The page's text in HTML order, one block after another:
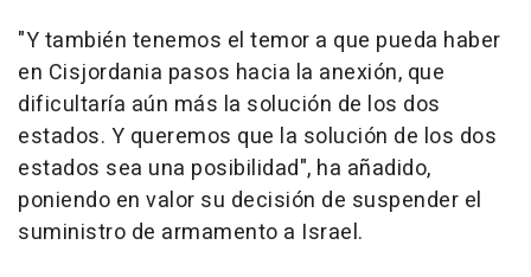
"Y también tenemos el temor a que pueda haber
en Cisjordania pasos hacia la anexión, que
dificultaría aún más la solución de los dos
estados. Y queremos que la solución de los dos
estados sea una posibilidad", ha añadido,
poniendo en valor su decisión de suspender el
suministro de armamento a Israel.